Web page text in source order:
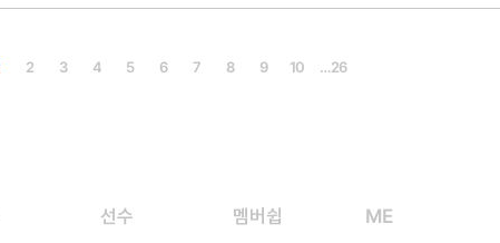
2 3 4 5 6 7 8 9 10 …26
선수 멤버쉽 ME